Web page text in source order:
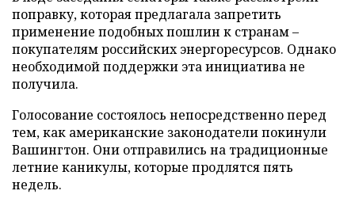
поправку, которая предлагала запретить
применение подобных пошлин к странам –
покупателям российских энергоресурсов. Однако
необходимой поддержки эта инициатива не
получила.
Голосование состоялось непосредственно перед
тем, как американские законодатели покинули
Вашингтон. Они отправились на традиционные
летние каникулы, которые продлятся пять
недель.